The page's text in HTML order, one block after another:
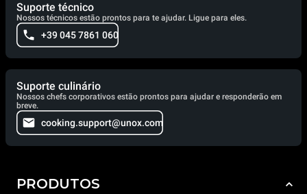
Suporte técnico
Nossos técnicos estão prontos para te ajudar. Ligue para eles.
+39 045 7861 060
Suporte culinário
Nossos chefs corporativos estão prontos para ajudar e responderão em
breve.
cooking.support@unox.com
PRODUTOS